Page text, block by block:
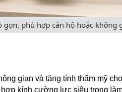
phù hợp căn hộ hoặc không
gian và tăng tính thẩm mỹ
kính cường lực siêu trong